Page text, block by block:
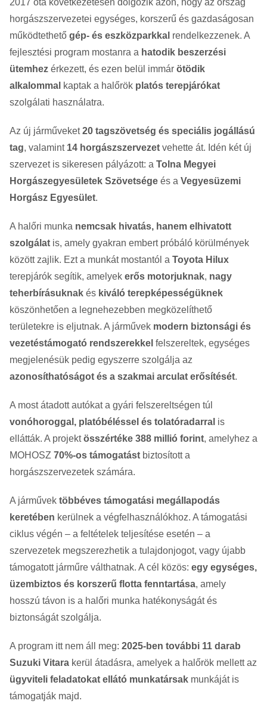
2017 óta következetesen dolgozik azon, hogy az ország
horgászszervezetei egységes, korszerű és gazdaságosan
működtethető gép- és eszközparkkal rendelkezzenek. A
fejlesztési program mostanra a hatodik beszerzési
ütemhez érkezett, és ezen belül immár ötödik
alkalommal kaptak a halőrök platós terepjárókat
szolgálati használatra.
Az új járműveket20 tagszövetség és speciális jogállású
tag, valamint 14 horgászszervezet vehette át. Idén két új
szervezet is sikeresen pályázott: a Tolna Megyei
Horgászegyesületek Szövetsége és a Vegyesüzemi
Horgász Egyesület.
A halőri munka nemcsak hivatás, hanem elhivatott
szolgálat is, amely gyakran embert próbáló körülmények
között zajlik. Ezt a munkát mostantól a Toyota Hilux
terepjárók segítik, amelyek erős motorjuknak, nagy
teherbírásuknak és kiváló terepképességüknek
köszönhetően a legnehezebben megközelíthető
területekre is eljutnak. A járművek modern biztonsági és
vezetéstámogató rendszerekkel felszereltek, egységes
megjelenésük pedig egyszerre szolgálja az
azonosíthatóságot és a szakmai arculat erősítését.
A most átadott autókat a gyári felszereltségen túl
vonóhoroggal, platóbéléssel és tolatóradarral is
ellátták. A projektösszértéke 388 millió forint, amelyhez a
MOHOSZ 70%-os támogatást biztosított a
horgászszervezetek számára.
A járművek többéves támogatási megállapodás
keretében kerülnek a végfelhasználókhoz. A támogatási
ciklus végén – a feltételek teljesítése esetén – a
szervezetek megszerezhetik a tulajdonjogot, vagy újabb
támogatott járműre válthatnak. A cél közös: egy egységes,
üzembiztos és korszerű flotta fenntartása, amely
hosszú távon is a halőri munka hatékonyságát és
biztonságát szolgálja.
A program itt nem áll meg: 2025-ben további 11 darab
Suzuki Vitara kerül átadásra, amelyek a halőrök mellett az
ügyviteli feladatokat ellátó munkatársak munkáját is
támogatják majd.